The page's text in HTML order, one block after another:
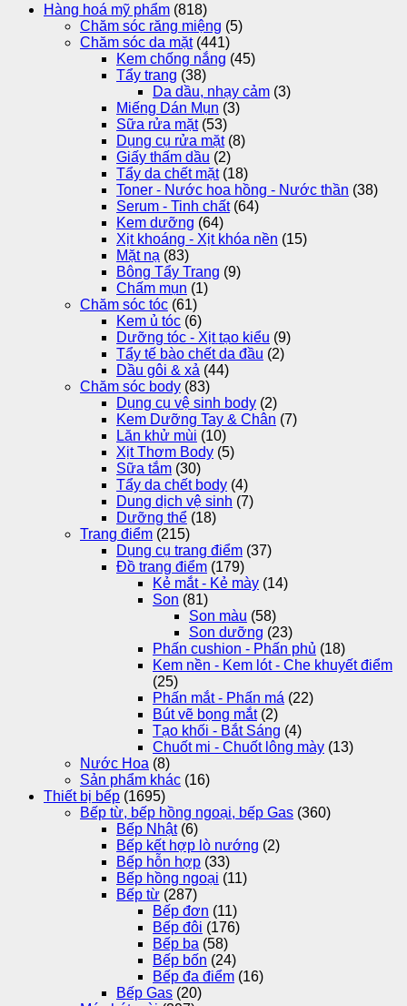
Hàng hoá mỹ phẩm (818)
Chăm sóc răng miệng (5)
Chăm sóc da mặt (441)
Kem chống nắng (45)
Tẩy trang (38)
Da dầu, nhạy cảm (3)
Miếng Dán Mụn (3)
Sữa rửa mặt (53)
Dụng cụ rửa mặt (8)
Giấy thấm dầu (2)
Tẩy da chết mặt (18)
Toner - Nước hoa hồng - Nước thần (38)
Serum - Tinh chất (64)
Kem dưỡng (64)
Xịt khoáng - Xịt khóa nền (15)
Mặt nạ (83)
Bông Tẩy Trang (9)
Chấm mụn (1)
Chăm sóc tóc (61)
Kem ủ tóc (6)
Dưỡng tóc - Xịt tạo kiểu (9)
Tẩy tế bào chết da đầu (2)
Dầu gôi & xả (44)
Chăm sóc body (83)
Dụng cụ vệ sinh body (2)
Kem Dưỡng Tay & Chân (7)
Lăn khử mùi (10)
Xịt Thơm Body (5)
Sữa tắm (30)
Tẩy da chết body (4)
Dung dịch vệ sinh (7)
Dưỡng thể (18)
Trang điểm (215)
Dụng cụ trang điểm (37)
Đồ trang điểm (179)
Kẻ mắt - Kẻ mày (14)
Son (81)
Son màu (58)
Son dưỡng (23)
Phấn cushion - Phấn phủ (18)
Kem nền - Kem lót - Che khuyết điểm
(25)
Phấn mắt - Phấn má (22)
Bút vẽ bọng mắt (2)
Tạo khối - Bắt Sáng (4)
Chuốt mi - Chuốt lông mày (13)
Nước Hoa (8)
Sản phẩm khác (16)
Thiết bị bếp (1695)
Bếp từ, bếp hồng ngoại, bếp Gas (360)
Bếp Nhật (6)
Bếp kết hợp lò nướng (2)
Bếp hỗn hợp (33)
Bếp hồng ngoại (11)
Bếp từ (287)
Bếp đơn (11)
Bếp đôi (176)
Bếp ba (58)
Bếp bốn (24)
Bếp đa điểm (16)
Bếp Gas (20)